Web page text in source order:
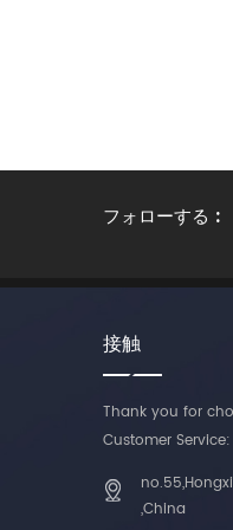
フォローする :
接触
Thank you for
Customer Service:
,China